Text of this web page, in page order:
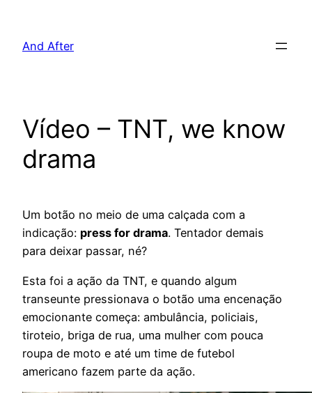
And After
Vídeo – TNT, we know
drama
Um botão no meio de uma calçada com a
indicação: press for drama. Tentador demais
para deixar passar, né?
Esta foi a ação da TNT, e quando algum
transeunte pressionava o botão uma encenação
emocionante começa: ambulância, policiais,
tiroteio, briga de rua, uma mulher com pouca
roupa de moto e até um time de futebol
americano fazem parte da ação.